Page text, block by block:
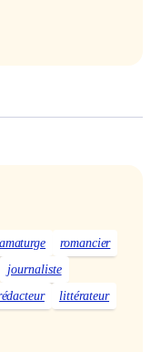
romancier
journaliste
littérateur